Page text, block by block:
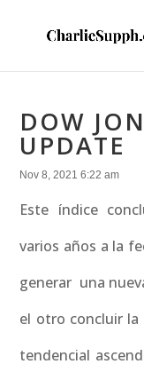
DOW
UPDATE
Nov 8, 2021 6:22 am
Este índice
varios años a la
generar una
el otro concluir la
tendencial